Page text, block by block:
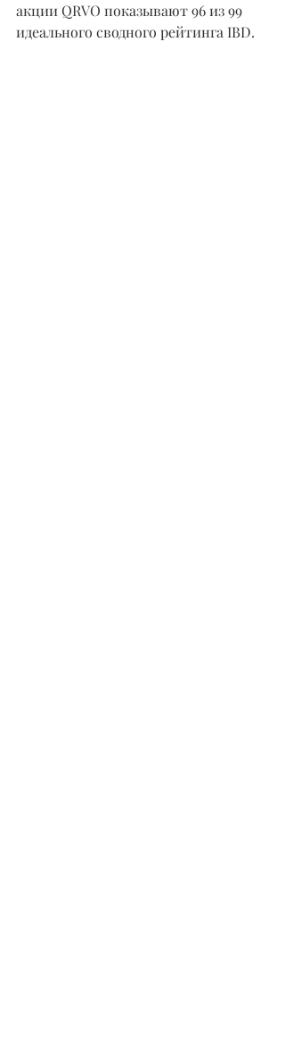
акции QRVO показывают 96 из 99
идеального сводного рейтинга IBD.